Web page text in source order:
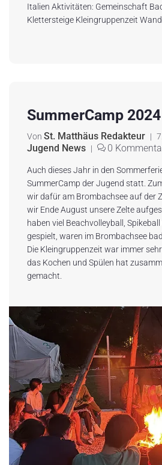
Italien Aktivitäten: Gemeinschaft
Klettersteige Kleingruppenzeit
SummerCamp
Von St. Matthäus Redakteur |
Jugend News | 0
Auch dieses Jahr in den
SummerCamp der Jugend statt.
wir dafür am Brombachsee auf der
wir Ende August unsere Zelte
haben viel Beachvolleyball,
gespielt, waren im Brombachsee
Die Kleingruppenzeit war immer
das Kochen und Spülen hat
gemacht.